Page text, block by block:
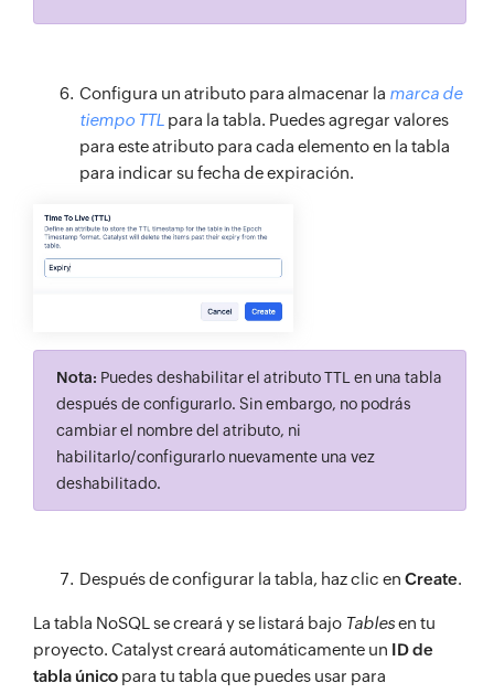
Configura un atributo para almacenar la marca de
tiempo TTL para la tabla. Puedes agregar valores
para este atributo para cada elemento en la tabla
para indicar su fecha de expiración.
Nota: Puedes deshabilitar el atributo TTL en una tabla
después de configurarlo. Sin embargo, no podrás
cambiar el nombre del atributo, ni
habilitarlo/configurarlo nuevamente una vez
deshabilitado.
Después de configurar la tabla, haz clic en Create.
La tabla NoSQL se creará y se listará bajo Tablesen tu
proyecto. Catalyst creará automáticamente un ID de
tabla único para tu tabla que puedes usar para